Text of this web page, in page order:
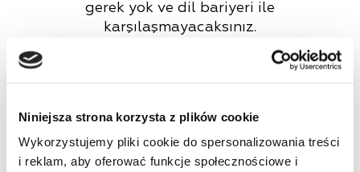
Niniejsza strona korzysta z plików cookie
Wykorzystujemy pliki cookie do spersonalizowania treści
i reklam, aby oferować funkcje społecznościowe i
gerek yok ve dil bariyeri ile
karşılaşmayacaksınız.